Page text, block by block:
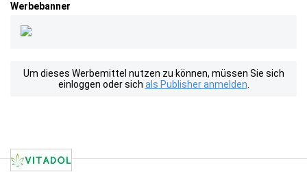
Werbebanner
Um dieses Werbemittel nutzen zu können, müssen Sie sich
einloggen oder sich als Publisher anmelden